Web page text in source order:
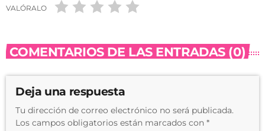
VALÓRALO
COMENTARIOS DE LAS ENTRADAS (0)
Deja una respuesta
Tu dirección de correo electrónico no será publicada.
Los campos obligatorios están marcados con *